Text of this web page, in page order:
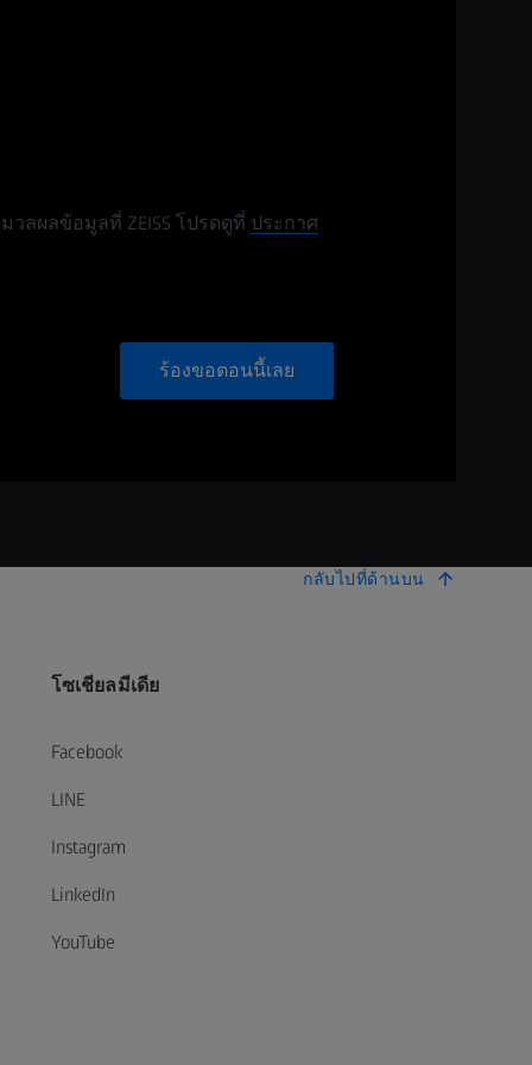
ลผลข้อมูลที่ ZEISS โปรดดูที่ ประกาศ
ร้องขอตอนนี้เลย
กลับไปที่ด้านบน
โซเชียลมีเดีย
Facebook
LINE
Instagram
LinkedIn
YouTube